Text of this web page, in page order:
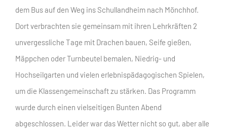
dem Bus auf den Weg ins Schullandheim nach Mönchhof.
Dort verbrachten sie gemeinsam mit ihren Lehrkräften 2
unvergessliche Tage mit Drachen bauen, Seife gießen,
Mäppchen oder Turnbeutel bemalen, Niedrig- und
Hochseilgarten und vielen erlebnispädagogischen Spielen,
um die Klassengemeinschaft zu stärken. Das Programm
wurde durch einen vielseitigen Bunten Abend
abgeschlossen. Leider war das Wetter nicht so gut, aber alle